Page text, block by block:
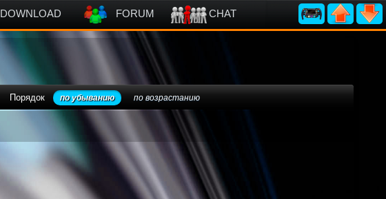
DOWNLOAD FORUM CHAT
Порядок по убыванию по возрастанию